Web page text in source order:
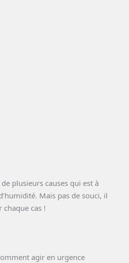
plusieurs causes qui est à
Mais pas de souci, il
cas !
agir en urgence